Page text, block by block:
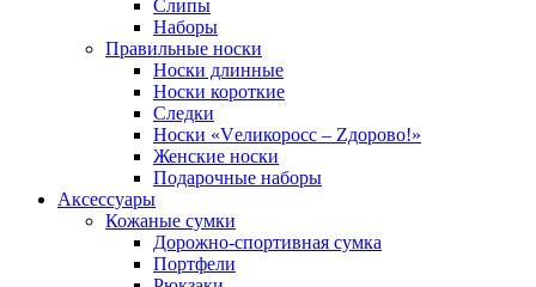
Слипы
Наборы
Правильные носки
Носки длинные
Носки короткие
Следки
Носки «Vеликоросс – Zдорово!»
Женские носки
Подарочные наборы
Аксессуары
Кожаные сумки
Дорожно-спортивная сумка
Портфели